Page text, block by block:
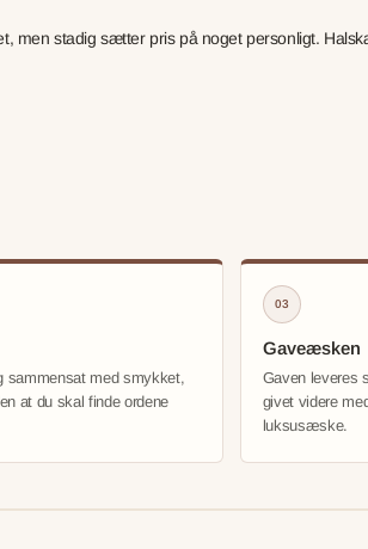
men stadig sætter pris på noget personligt.
sammensat med smykket,
at du skal finde ordene
03
Gaveæsken
Gaven leveres
givet videre
luksusæske.